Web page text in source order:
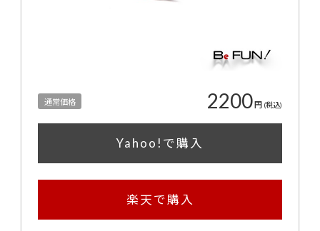
通常価格 2200円 (税込)
Yahoo!で購入
楽天で購入